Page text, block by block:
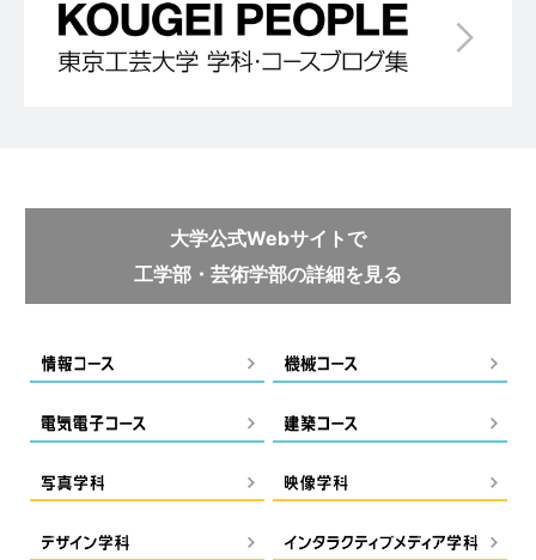
大学公式Webサイトで
工学部・芸術学部の詳細を見る